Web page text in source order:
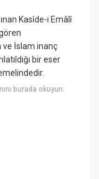
Kasîde-i Emâlî
ve İslam inanç
bir eser
burada okuyun: